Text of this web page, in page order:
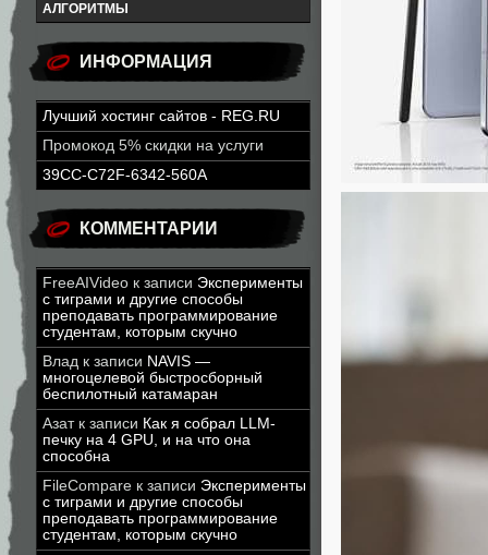
АЛГОРИТМЫ
ИНФОРМАЦИЯ
Лучший хостинг сайтов - REG.RU
Промокод 5% скидки на услуги
39CC-C72F-6342-560A
КОММЕНТАРИИ
FreeAIVideo к записи Эксперименты
с тиграми и другие способы
преподавать программирование
студентам, которым скучно
Влад к записи NAVIS —
многоцелевой быстросборный
беспилотный катамаран
Азатк записи Как я собрал LLM-
печку на 4 GPU, и на что она
способна
FileCompare к записи Эксперименты
с тиграми и другие способы
преподавать программирование
студентам, которым скучно